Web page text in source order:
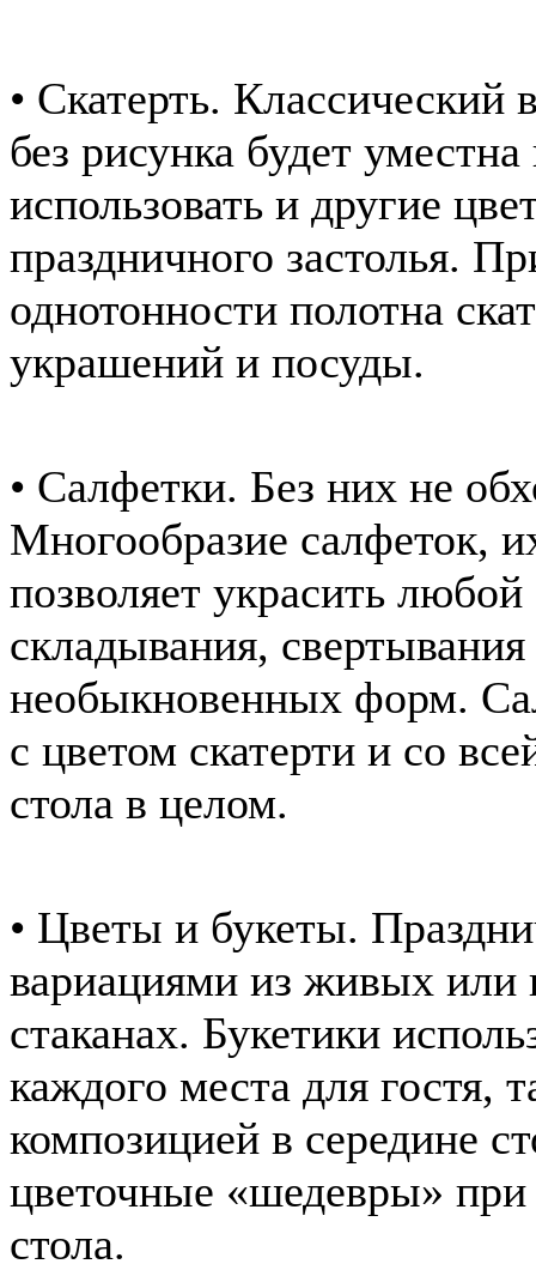
• Скатерть. Классический
без рисунка будет
использовать и другие
праздничного застолья.
однотонности полотна
украшений и посуды.
• Салфетки. Без них не
Многообразие салфеток,
позволяет украсить
складывания,
необыкновенных форм.
с цветом скатерти и со
стола в целом.
• Цветы и букеты.
вариациями из живых или
стаканах. Букетики
каждого места для гостя,
композицией в середине
цветочные «шедевры» при
стола.